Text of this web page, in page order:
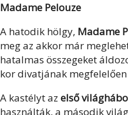
Madame Pelouze
A hatodik hölgy, Madame
meg az akkor már
hatalmas összegeket
kor divatjának megfelelően
A kastélyt az első
használták, a második